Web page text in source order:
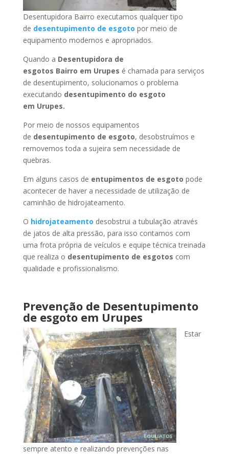
Desentupidora Bairro executamos qualquer tipo
de desentupimento de esgoto por meio de
equipamento modernos e apropriados.
Quando a Desentupidora de
esgotos Bairro em Urupes é chamada para serviços
de desentupimento, solucionamos o problema
executando desentupimento do esgoto
em Urupes.
Por meio de nossos equipamentos
de desentupimento de esgoto, desobstruímos e
removemos toda a sujeira sem necessidade de
quebras.
Em alguns casos de entupimentos de esgoto pode
acontecer de haver a necessidade de utilização de
caminhão de hidrojateamento.
O hidrojateamento desobstrui a tubulação através
de jatos de alta pressão, para isso contamos com
uma frota própria de veículos e equipe técnica treinada
que realiza o desentupimento de esgotos com
qualidade e profissionalismo.
Prevenção de Desentupimento
de esgoto em Urupes
Estar
sempre atento e realizando prevenções nas